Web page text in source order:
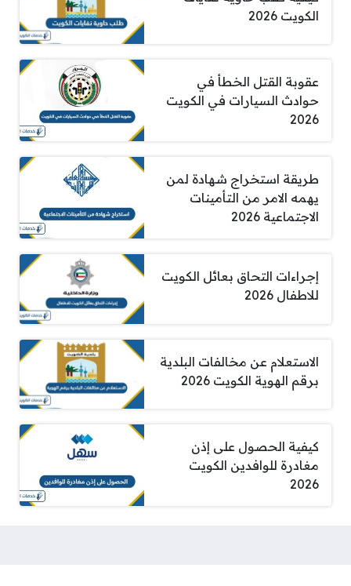
الكويت 2026
عقوبة القتل الخطأ في
حوادث السيارات في الكويت
2026
طريقة استخراج شهادة لمن
يهمه الامر من التأمينات
الاجتماعية 2026
إجراءات التحاق بعائل الكويت
للاطفال 2026
الاستعلام عن مخالفات البلدية
برقم الهوية الكويت 2026
كيفية الحصول على إذن
مغادرة للوافدين الكويت
2026